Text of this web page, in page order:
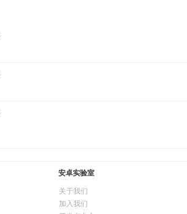
安卓实验室
关于我们
加入我们